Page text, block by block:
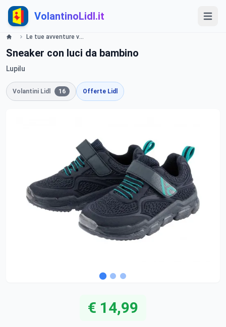
VolantinoLidl.it
Le tue avventure vestono Lidl Lidl
Sneaker con luci da bambino
Lupilu
Volantini Lidl 16 Offerte Lidl
€ 14,99